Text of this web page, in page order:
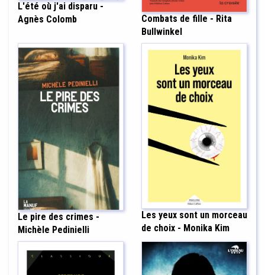
L'été où j'ai disparu -
Agnès Colomb
Combats de fille - Rita
Bullwinkel
Le pire des crimes -
Michèle Pedinielli
Les yeux sont un morceau
de choix - Monika Kim